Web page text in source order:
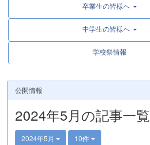
卒業生の皆様へ
中学生の皆様へ
学校祭情報
公開情報
2024年5月の記事一覧
2024年5月 10件